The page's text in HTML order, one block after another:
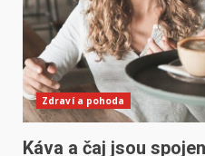
Zdraví a pohoda
Káva a čaj jsou